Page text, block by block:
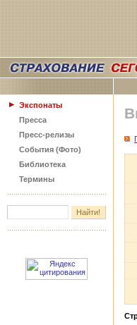
Экспонаты
Пресса
Пресс-релизы
События (Фото)
Библиотека
Термины